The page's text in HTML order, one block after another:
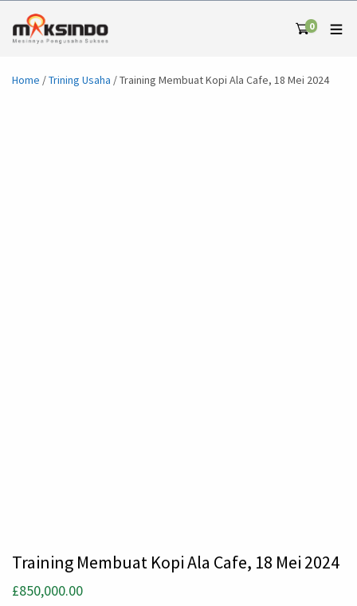
0
Home /Trining Usaha / Training Membuat Kopi Ala Cafe, 18 Mei 2024
Training Membuat Kopi Ala Cafe, 18 Mei 2024
£850,000.00